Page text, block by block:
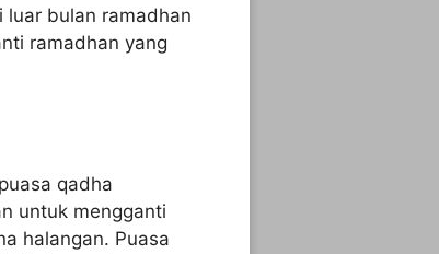
bulan ramadhan
ramadhan yang
qadha
untuk mengganti
halangan. Puasa